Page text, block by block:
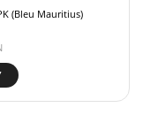
(Bleu Mauritius)